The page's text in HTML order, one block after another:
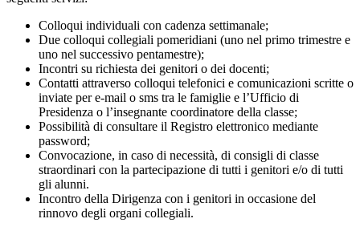
Colloqui individuali con cadenza settimanale;
Due colloqui collegiali pomeridiani (uno nel primo trimestre e
uno nel successivo pentamestre);
Incontri su richiesta dei genitori o dei docenti;
Contatti attraverso colloqui telefonici e comunicazioni scritte o
inviate per e-mail o sms tra le famiglie e l’Ufficio di
Presidenza o l’insegnante coordinatore della classe;
Possibilità di consultare il Registro elettronico mediante
password;
Convocazione, in caso di necessità, di consigli di classe
straordinari con la partecipazione di tutti i genitori e/o di tutti
gli alunni.
Incontro della Dirigenza con i genitori in occasione del
rinnovo degli organi collegiali.